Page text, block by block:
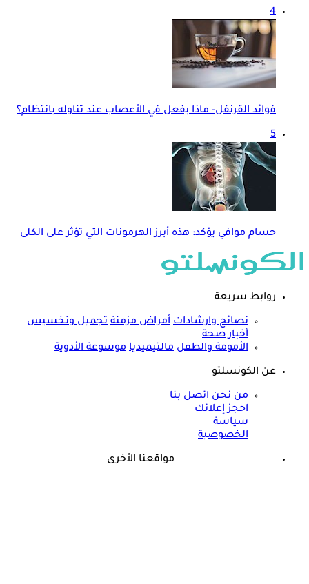
4
فوائد القرنفل- ماذا يفعل في الأعصاب عند تناوله بانتظام؟
5
حسام موافي يؤكد: هذه أبرز الهرمونات التي تؤثر على الكلى
روابط سريعة
نصائح وارشادات أمراض مزمنة تجميل وتخسيس
أخبار صحة
الأمومة والطفل مالتيميديا موسوعة الأدوية
عن الكونسلتو
من نحن اتصل بنا
احجز إعلانك
سياسة
الخصوصية
مواقعنا الأخرى